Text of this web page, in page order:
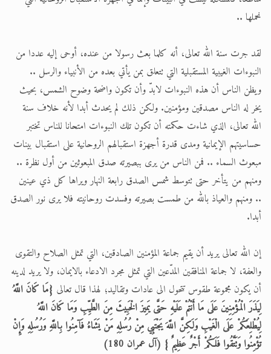
نحملها ..
لقد جرت سنة الله تعالى، أنه كلما بعث رسولا من عنده، أوحى إليه عددا من
النبوءات الغيبية المستقبلية التي تتعلق بمن يأتي بعده من الأنبياء والرسل ..
ويظن الناس أن هذه النبوءات لابدّ وأن تكون واضحة وضوح الشمس، بحيث
يخر له الناس مصدقين ومؤمنين. ولكن ذلك لم يحدث أبدا لأنه خلاف سنة
الله تعالى، الذي شاءت حكمته أن تكون تلك النبوءات امتحانا للناس تختبر
حساسيتهم الإيمانية ومدى قدرة أجهزة استقبالهم الروحانية على استقبال بينات
مبعوث السماء .. فمن الناس من يرى ببصيرته صدق المبعوثين من أول نظرة ..
ومنهم من يتأخر حتى تتوسط شمس الصدق رابعة النهار ويراها كل ذي عينين
.. ومنهم والعياذ بالله من طمست بصيرته وفسدت روحانيته فلا يرى نور الصدق
أبدا.
إن الله تعالى يريد أن يقيم جماعة المؤمنين الصادقين، التي تمثل الصلاح والتقوى
والعفة، لا جماعة المنافقين المدّعين التي تمثل مجرد الادعاء بالايمان، ولا يريد لدينه
أن يكون مجموعة طقوس تتحول الى عادات وتقاليد؛ لهذا قال تعالى {مَا كَانَ اللَّهُ
لِيَذَرَ الْمُؤْمِنِينَ عَلَى مَا أَنْتُمْ عَلَيْهِ حَتَّى يَمِيزَ الْخَبِيثَ مِنَ الطَّيِّبِ وَمَا كَانَ اللَّهُ
لِيُطْلِعَكُمْ عَلَى الْغَيْبِ وَلَكِنَّ اللَّهَ يَجْتَبِي مِنْ رُسُلِهِ مَنْ يَشَاءُ فَآمِنُوا بِاللَّهِ وَرُسُلِهِ وَإِنْ
تُؤْمِنُوا وَتَتَّقُوا فَلَكُمْ أَجْرٌ عَظِيمٌ } (آل عمران 180)